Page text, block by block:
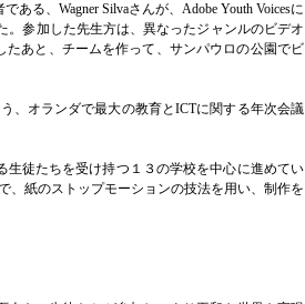
ある、Wagner Silvaさんが、Adobe Youth Voicesに
。参加した先生方は、異なったジャンルのビデオ
あと、チームを作って、サンパウロの公園でビ
、オランダで最大の教育とICTに関する年次会議
生徒たちを受け持つ１３の学校を中心に進めてい
、紙のストップモーションの技法を用い、制作を